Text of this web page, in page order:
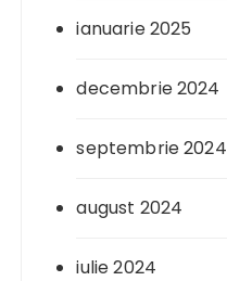
ianuarie 2025
decembrie 2024
septembrie 2024
august 2024
iulie 2024